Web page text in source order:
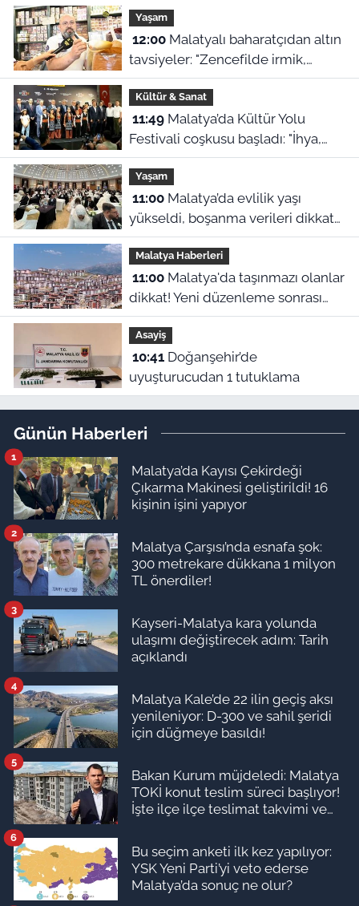
Yaşam
12:00Malatyalı baharatçıdan altın
tavsiyeler: "Zencefilde irmik,
kimyonda bulgur var!"
Kültür & Sanat
11:49Malatya’da Kültür Yolu
Festivali coşkusu başladı: "İhya,
inşa ve kültürle normalleşiyoruz"
Yaşam
11:00Malatya’da evlilik yaşı
yükseldi, boşanma verileri dikkat
çekti
Malatya Haberleri
11:00Malatya'da taşınmazı olanlar
dikkat! Yeni düzenleme sonrası
gözler 2027 hesaplamalarına
çevrildi
Asayiş
10:41Doğanşehir’de
uyuşturucudan 1 tutuklama
Günün Haberleri
Malatya’da Kayısı Çekirdeği
Çıkarma Makinesi geliştirildi! 16
kişinin işini yapıyor
1
Malatya Çarşısı’nda esnafa şok:
300 metrekare dükkana 1 milyon
TL önerdiler!
2
Kayseri-Malatya kara yolunda
ulaşımı değiştirecek adım: Tarih
açıklandı
3
Malatya Kale’de 22 ilin geçiş aksı
yenileniyor: D-300 ve sahil şeridi
için düğmeye basıldı!
4
Bakan Kurum müjdeledi: Malatya
TOKİ konut teslim süreci başlıyor!
İşte ilçe ilçe teslimat takvimi ve
5
Bu seçim anketi ilk kez yapılıyor:
YSK Yeni Parti’yi veto ederse
Malatya’da sonuç ne olur?
6